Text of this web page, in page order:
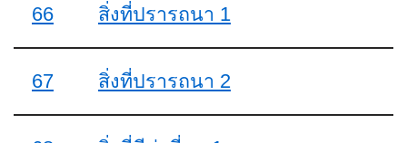
66 สิ่งที่ปรารถนา 1
67 สิ่งที่ปรารถนา 2